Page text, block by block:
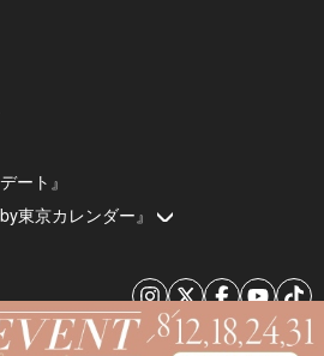
ート』
東京カレンダー』
© 2026 by Tokyo Calendar, Inc.